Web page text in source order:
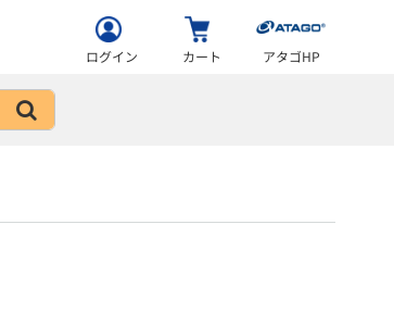
ログイン カート アタゴHP